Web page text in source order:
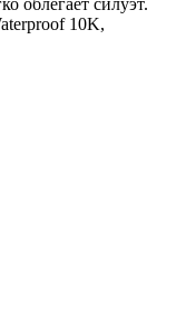
облегает силуэт.
10K,